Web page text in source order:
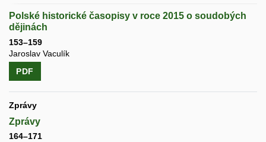
Polské historické časopisy v roce 2015 o soudobých
dějinách
153–159
Jaroslav Vaculík
PDF
Zprávy
Zprávy
164–171